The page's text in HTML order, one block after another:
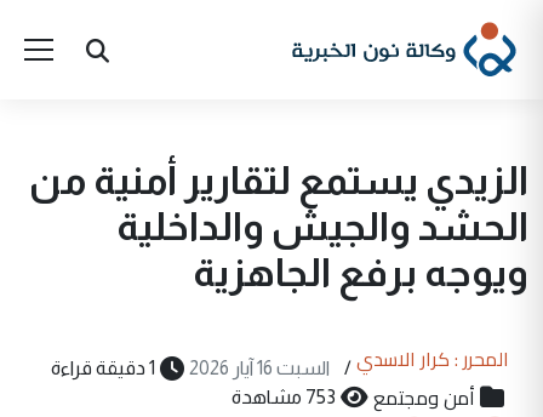
الزيدي يستمع لتقارير أمنية من
الحشد والجيش والداخلية
ويوجه برفع الجاهزية
المحرر : كرار الاسدي / السبت 16 آيار 2026 1 دقيقة قراءة
أمن ومجتمع 753 مشاهدة